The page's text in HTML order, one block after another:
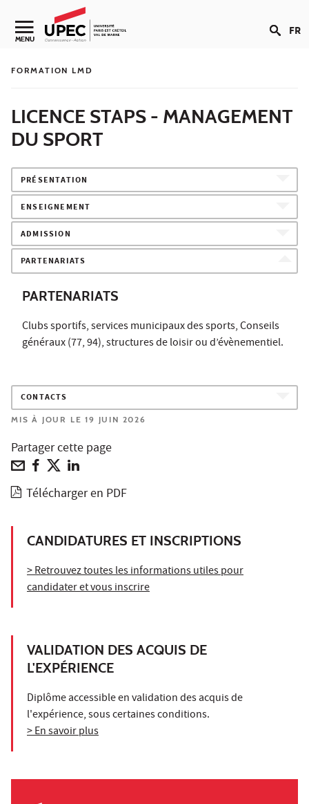
Aller au contenu
Navigation secondaire
MENU FR
FORMATION LMD
LICENCE STAPS - MANAGEMENT
DU SPORT
PRÉSENTATION
ENSEIGNEMENT
ADMISSION
PARTENARIATS
PARTENARIATS
Clubs sportifs, services municipaux des sports, Conseils
généraux (77, 94), structures de loisir ou d’évènementiel.
CONTACTS
MIS À JOUR LE 19 JUIN 2026
Partager cette page
Télécharger en PDF
CANDIDATURES ET INSCRIPTIONS
> Retrouvez toutes les informations utiles pour
candidater et vous inscrire
VALIDATION DES ACQUIS DE
L'EXPÉRIENCE
Diplôme accessible en validation des acquis de
l'expérience, sous certaines conditions.
> En savoir plus